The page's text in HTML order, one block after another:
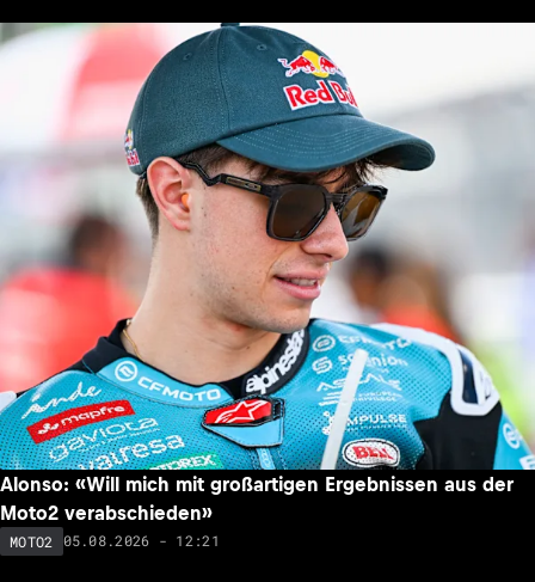
Alonso: «Will mich mit großartigen Ergebnissen aus der
Moto2 verabschieden»
MOTO2 05.08.2026 - 12:21